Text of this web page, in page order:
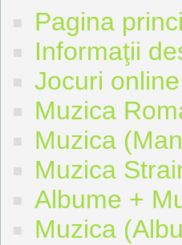
Pagina
Informaţii
Jocuri online
Muzica
Muzica
Muzica
Albume +
Muzica